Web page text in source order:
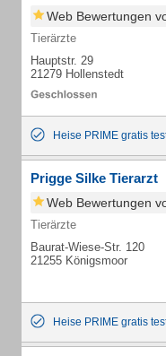
Web Bewertungen
Tierärzte
Hauptstr. 29
21279 Hollenstedt
Heise PRIME gratis
Prigge Silke Tierarzt
Web Bewertungen
Tierärzte
Baurat-Wiese-Str. 120
21255 Königsmoor
Heise PRIME gratis